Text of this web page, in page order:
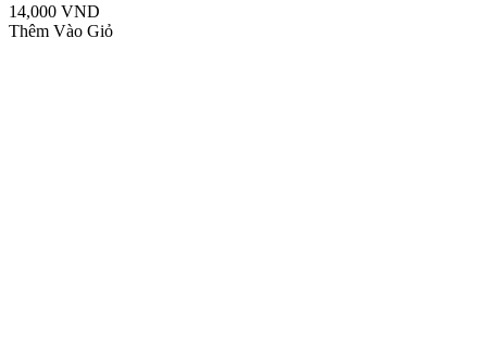
14,000 VND
Thêm Vào Giỏ